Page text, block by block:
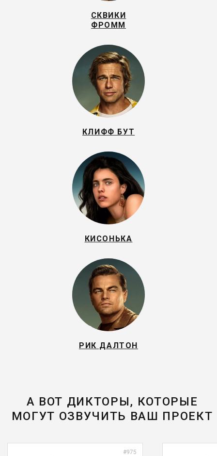
СКВИКИ
ФРОММ
КЛИФФ БУТ
КИСОНЬКА
РИК ДАЛТОН
А ВОТ ДИКТОРЫ, КОТОРЫЕ
МОГУТ ОЗВУЧИТЬ ВАШ ПРОЕКТ
#975